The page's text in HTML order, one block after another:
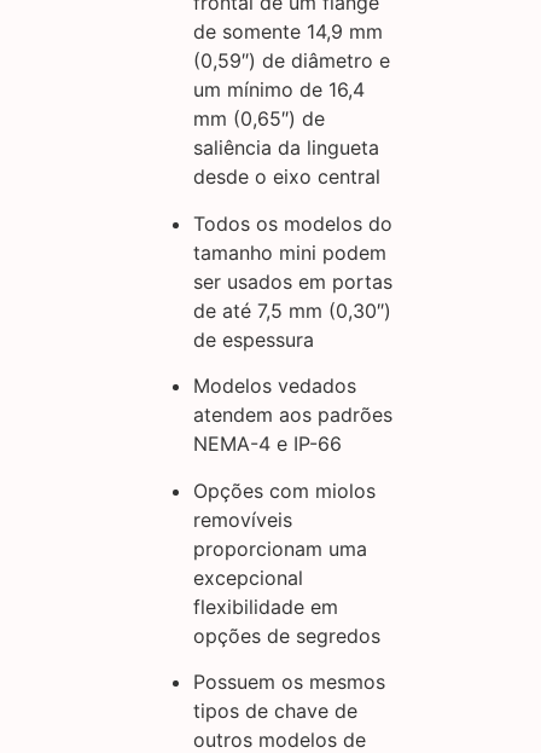
de somente 14,9 mm
(0,59″) de diâmetro e
um mínimo de 16,4
mm (0,65″) de
saliência da lingueta
desde o eixo central
Todos os modelos do
tamanho mini podem
ser usados em portas
de até 7,5 mm (0,30″)
de espessura
Modelos vedados
atendem aos padrões
NEMA-4 e IP-66
Opções com miolos
removíveis
proporcionam uma
excepcional
flexibilidade em
opções de segredos
Possuem os mesmos
tipos de chave de
outros modelos de